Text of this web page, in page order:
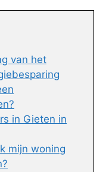
van het
in Gieten in
mijn woning